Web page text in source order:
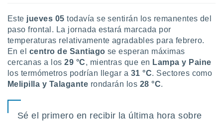
traten tus
interés
a lo que
Para
su
u
datos
Este jueves 05todavía se sentirán los remanentes del
paso frontal. La jornada estará marcada por
temperaturas relativamente agradables para febrero.
En el centro de Santiago se esperan máximas
cercanas a los29 °C, mientras que en Lampa y Paine
los termómetros podrían llegar a 31 °C. Sectores como
Melipilla y Talagante rondarán los 28 °C.
Sé el primero en recibir la última hora sobre